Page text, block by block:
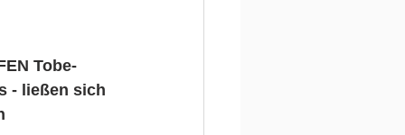
Tobe-
- ließen sich